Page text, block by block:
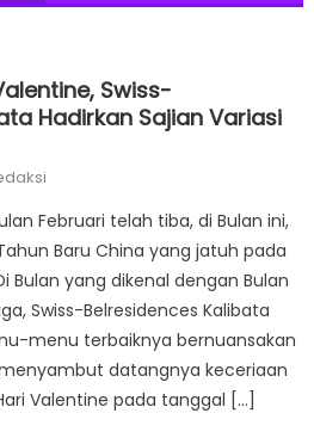
Swiss-
Hadirkan Sajian Variasi
Februari telah tiba, di Bulan ini,
Baru China yang jatuh pada
Bulan yang dikenal dengan Bulan
Swiss-Belresidences Kalibata
menu terbaiknya bernuansakan
datangnya keceriaan
Valentine pada tanggal […]